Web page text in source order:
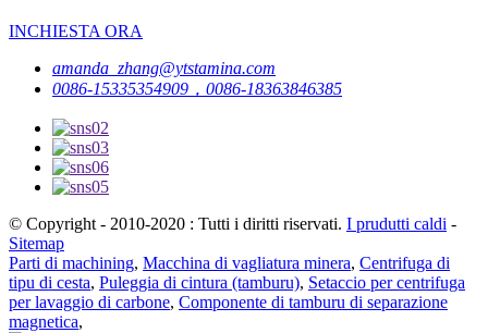
INCHIESTA ORA
amanda_zhang@ytstamina.com
0086-15335354909，0086-18363846385
© Copyright - 2010-2020 : Tutti i diritti riservati. I prudutti caldi -
Sitemap
Parti di machining, Macchina di vagliatura minera, Centrifuga di
tipu di cesta, Puleggia di cintura (tamburu), Setaccio per centrifuga
per lavaggio di carbone, Componente di tamburu di separazione
magnetica,